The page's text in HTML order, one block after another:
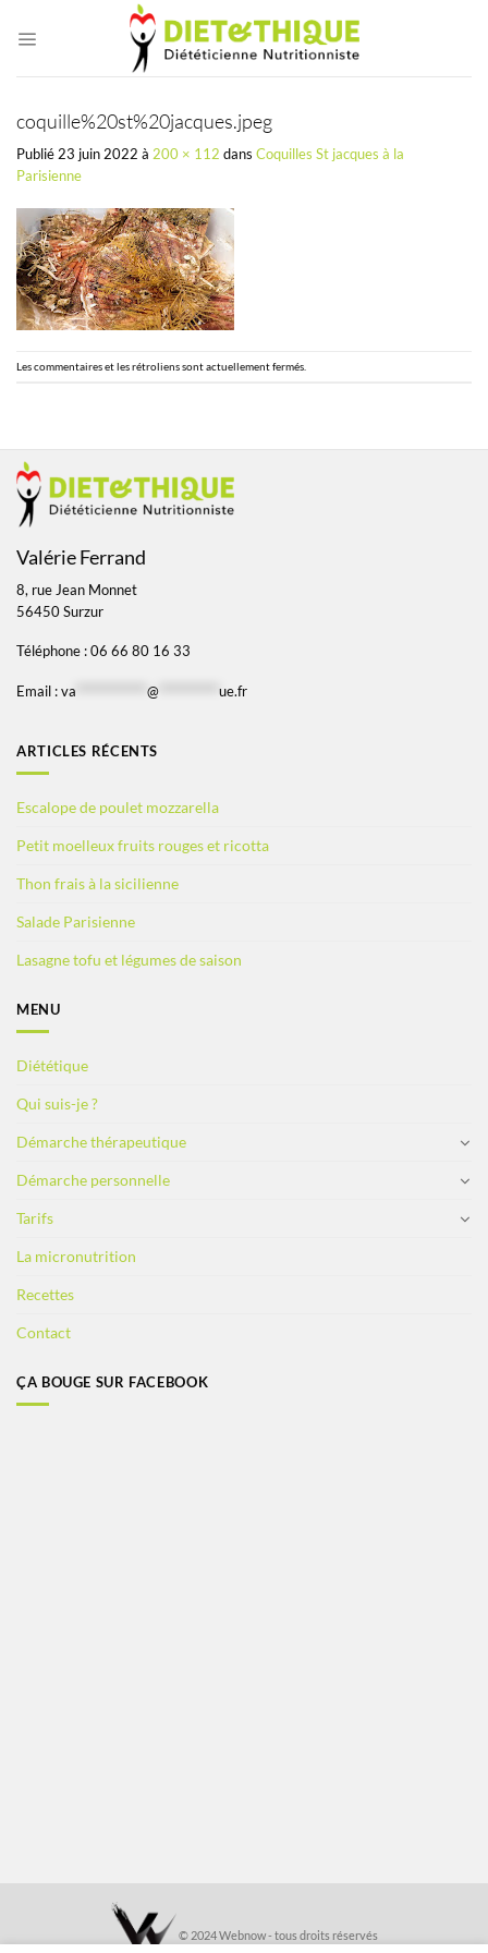
coquille%20st%20jacques.jpeg
Publié 23 juin 2022 à 200 × 112 dans Coquilles St jacques à la
Parisienne
Les commentaires et les rétroliens sont actuellement fermés.
Valérie Ferrand
8, rue Jean Monnet
56450 Surzur
Téléphone : 06 66 80 16 33
Email : va @ ue.fr
ARTICLES RÉCENTS
Escalope de poulet mozzarella
Petit moelleux fruits rouges et ricotta
Thon frais à la sicilienne
Salade Parisienne
Lasagne tofu et légumes de saison
MENU
Diététique
Qui suis-je ?
Démarche thérapeutique
Démarche personnelle
Tarifs
La micronutrition
Recettes
Contact
ÇA BOUGE SUR FACEBOOK
© 2024 Webnow - tous droits réservés